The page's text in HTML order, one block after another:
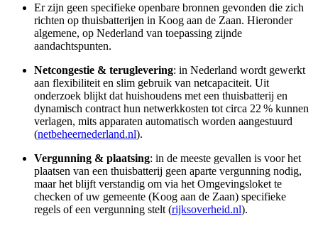
Er zijn geen specifieke openbare bronnen gevonden die zich
richten op thuisbatterijen in Koog aan de Zaan. Hieronder
algemene, op Nederland van toepassing zijnde
aandachtspunten.
Netcongestie & teruglevering: in Nederland wordt gewerkt
aan flexibiliteit en slim gebruik van netcapaciteit. Uit
onderzoek blijkt dat huishoudens met een thuisbatterij en
dynamisch contract hun netwerkkosten tot circa 22 % kunnen
verlagen, mits apparaten automatisch worden aangestuurd
(netbeheernederland.nl).
Vergunning & plaatsing: in de meeste gevallen is voor het
plaatsen van een thuisbatterij geen aparte vergunning nodig,
maar het blijft verstandig om via het Omgevingsloket te
checken of uw gemeente (Koog aan de Zaan) specifieke
regels of een vergunning stelt (rijksoverheid.nl).